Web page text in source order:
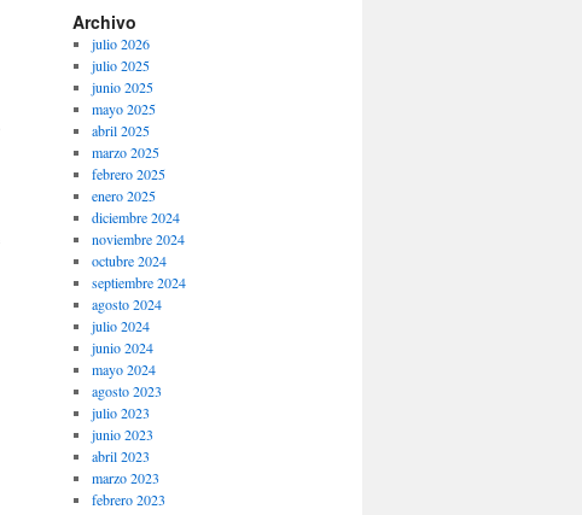
Archivo
julio 2026
julio 2025
junio 2025
mayo 2025
abril 2025
marzo 2025
febrero 2025
enero 2025
diciembre 2024
noviembre 2024
octubre 2024
septiembre 2024
agosto 2024
julio 2024
junio 2024
mayo 2024
agosto 2023
julio 2023
junio 2023
abril 2023
marzo 2023
febrero 2023